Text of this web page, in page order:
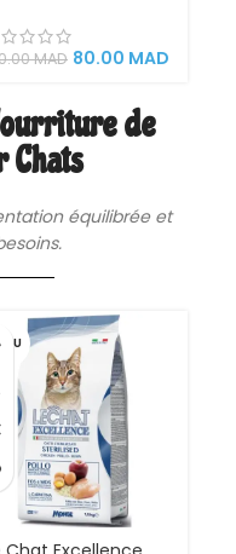
MAD 80.00 MAD
de
Chats
équilibrée et